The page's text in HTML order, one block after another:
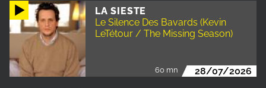
LA SIESTE
Le Silence Des Bavards (Kevin
LeTétour / The Missing Season)
60 mn 28/07/2026